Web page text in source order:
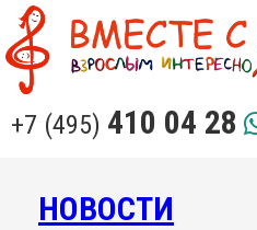
+7 (495) 410 04 28
НОВОСТИ